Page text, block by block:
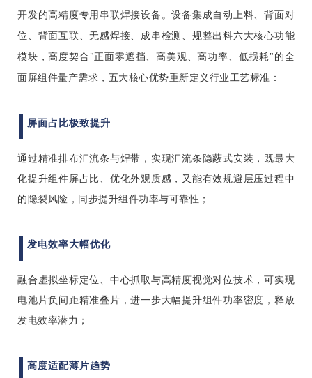
开发的高精度专用串联焊接设备。设备集成自动上料、背面对
位、背面互联、无感焊接、成串检测、规整出料六大核心功能
模块，高度契合"正面零遮挡、高美观、高功率、低损耗"的全
面屏组件量产需求，五大核心优势重新定义行业工艺标准：
屏面占比极致提升
通过精准排布汇流条与焊带，实现汇流条隐蔽式安装，既最大
化提升组件屏占比、优化外观质感，又能有效规避层压过程中
的隐裂风险，同步提升组件功率与可靠性；
发电效率大幅优化
融合虚拟坐标定位、中心抓取与高精度视觉对位技术，可实现
电池片负间距精准叠片，进一步大幅提升组件功率密度，释放
发电效率潜力；
高度适配薄片趋势